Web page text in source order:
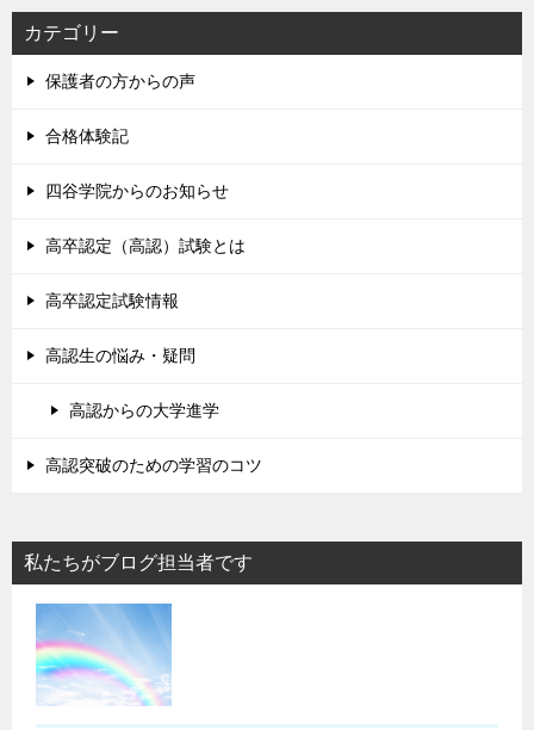
カテゴリー
保護者の方からの声
合格体験記
四谷学院からのお知らせ
高卒認定（高認）試験とは
高卒認定試験情報
高認生の悩み・疑問
高認からの大学進学
高認突破のための学習のコツ
私たちがブログ担当者です